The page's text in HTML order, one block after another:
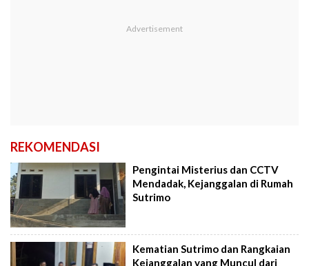
REKOMENDASI
Pengintai Misterius dan CCTV
Mendadak, Kejanggalan di Rumah
Sutrimo
Kematian Sutrimo dan Rangkaian
Kejanggalan yang Muncul dari